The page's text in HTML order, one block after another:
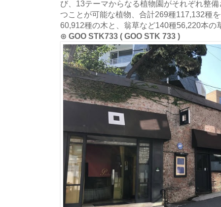
び、13テーマからなる植物園がそれぞれ整
つことが可能な植物、合計269種117,132種
60,912種の木と、翁草など140種56,220本の
⊙ GOO STK733 ( GOO STK 733 )